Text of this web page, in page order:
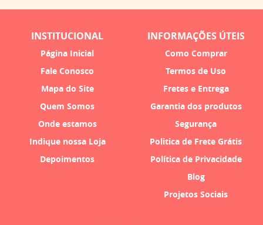
INSTITUCIONAL
Página Inicial
Fale Conosco
Mapa do Site
Quem Somos
Onde estamos
Indique nossa Loja
Depoimentos
INFORMAÇÕES ÚTEIS
Como Comprar
Termos de Uso
Fretes e Entrega
Garantia dos produtos
Segurança
Politica de Frete Grátis
Política de Privacidade
Blog
Projetos Sociais